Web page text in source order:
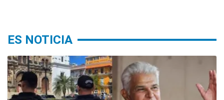
ES NOTICIA